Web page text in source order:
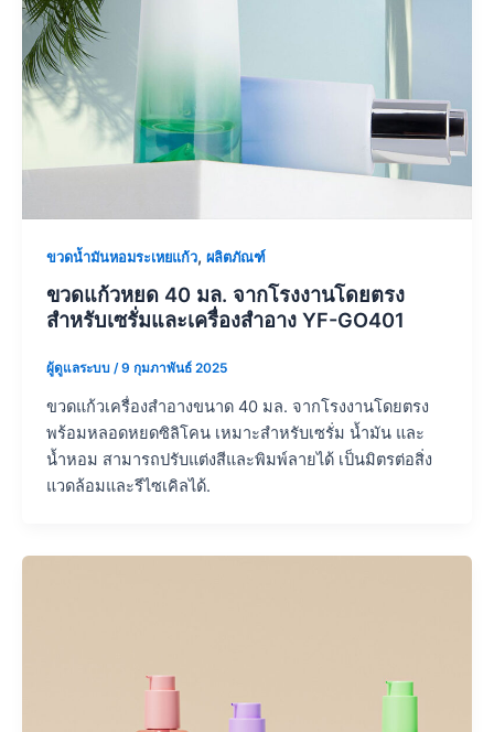
ขวดน้ำมันหอมระเหยแก้ว, ผลิตภัณฑ์
ขวดแก้วหยด 40 มล. จากโรงงานโดยตรง
สำหรับเซรั่มและเครื่องสำอาง YF-GO401
ผู้ดูแลระบบ /9 กุมภาพันธ์ 2025
ขวดแก้วเครื่องสำอางขนาด 40 มล. จากโรงงานโดยตรง
พร้อมหลอดหยดซิลิโคน เหมาะสำหรับเซรั่ม น้ำมัน และ
น้ำหอม สามารถปรับแต่งสีและพิมพ์ลายได้ เป็นมิตรต่อสิ่ง
แวดล้อมและรีไซเคิลได้.